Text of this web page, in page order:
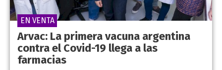
Arvac: La primera vacuna argentina
contra el Covid-19 llega a las
farmacias
EN VENTA